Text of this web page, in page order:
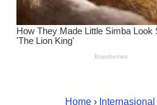
Home › Internasional